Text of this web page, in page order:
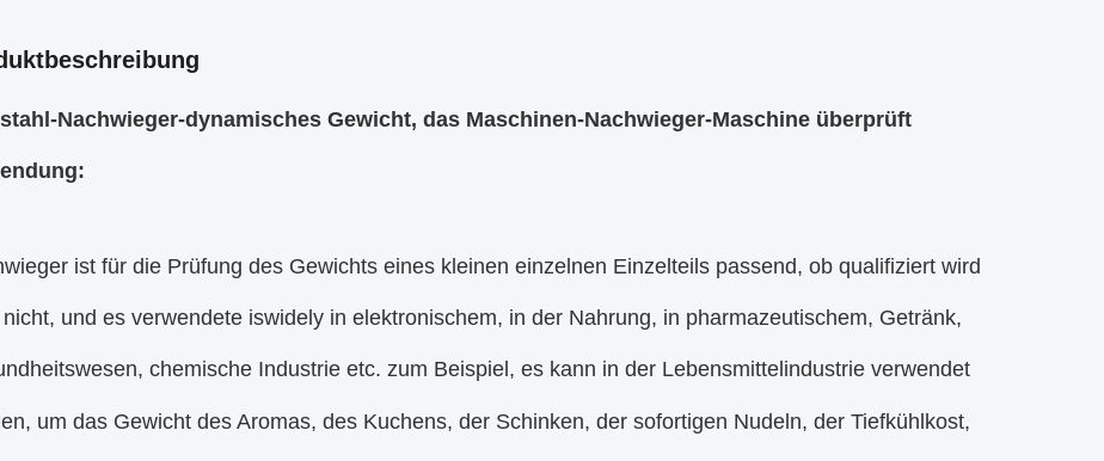
Nachwieger-dynamisches Gewicht, das Maschinen-Nachwieger-Maschine überprüft
ist für die Prüfung des Gewichts eines kleinen einzelnen Einzelteils passend, ob qualifiziert wird
und es verwendete iswidely in elektronischem, in der Nahrung, in pharmazeutischem, Getränk,
chemische Industrie etc. zum Beispiel, es kann in der Lebensmittelindustrie verwendet
um das Gewicht des Aromas, des Kuchens, der Schinken, der sofortigen Nudeln, der Tiefkühlkost,